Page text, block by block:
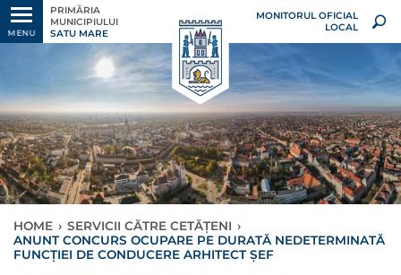
MENU
PRIMĂRIA
MUNICIPIULUI
SATU MARE
MONITORUL OFICIAL
LOCAL
HOME › SERVICII CĂTRE CETĂȚENI ›
ANUNT CONCURS OCUPARE PE DURATĂ NEDETERMINATĂ
FUNCȚIEI DE CONDUCERE ARHITECT ȘEF